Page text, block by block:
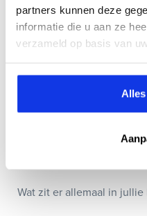
partners kunnen deze
informatie die u aan ze
verzameld op basis van
Wanneer kan ik een
Kan ik een auto
Hoe weet ik of deze auto
Wat zit er allemaal in